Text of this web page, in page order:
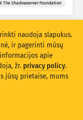
infrastruktūros ryšių
The Shadowserver Foundation
sąrašas
naudoja slapukus.
ir pagerinti mūsų
apie
žr. privacy policy.
jūsų prietaise, mums